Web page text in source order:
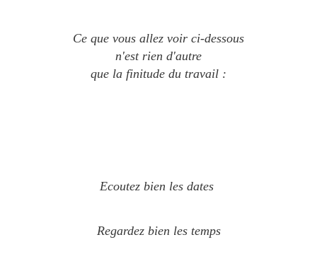
Ce que vous allez voir ci-dessous
n'est rien d'autre
que la finitude du travail :
Ecoutez bien les dates
Regardez bien les temps